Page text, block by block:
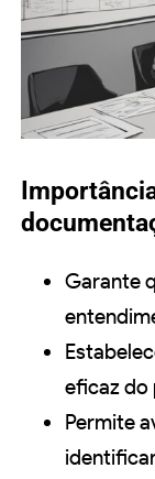
Garante
eficaz do
Permite